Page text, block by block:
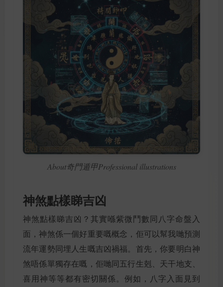
About奇門遁甲Professional illustrations
神煞點樣睇吉凶
神煞點樣睇吉凶？其實喺紫微鬥數同八字命盤入
面，神煞係一個好重要嘅概念，佢可以幫我哋預測
流年運勢同埋人生嘅吉凶禍福。首先，你要明白神
煞唔係單獨存在嘅，佢哋同五行生剋、天干地支、
喜用神等等都有密切關係。例如，八字入面見到